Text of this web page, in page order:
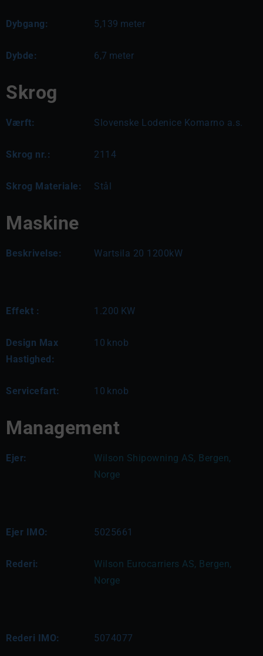
Dybgang: 5,139 meter
Dybde: 6,7 meter
Skrog
Værft: Slovenske Lodenice Komarno a.s.
Skrog nr.: 2114
Skrog Materiale: Stål
Maskine
Beskrivelse: Wartsila 20 1200kW
Effekt : 1.200 KW
Design Max
Hastighed:
10 knob
Servicefart: 10 knob
Management
Ejer:
Wilson Shipowning AS, Bergen,
Norge
Ejer IMO: 5025661
Rederi:
Wilson Eurocarriers AS, Bergen,
Norge
Rederi IMO: 5074077